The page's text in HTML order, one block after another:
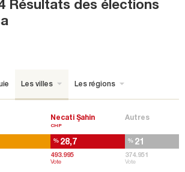
Résultats des élections
Les villes Les régions
Necati Şahin
CHP
% 28,7
493.995
Vote
Autres
% 21
374.951
Vote